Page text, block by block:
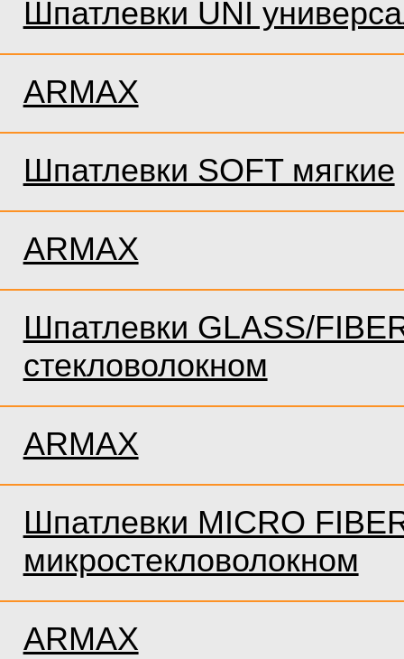
Шпатлевки UNI
ARMAX
Шпатлевки SOFT мягкие
ARMAX
Шпатлевки GLASS/
стекловолокном
ARMAX
Шпатлевки MICRO
микростекловолокном
ARMAX